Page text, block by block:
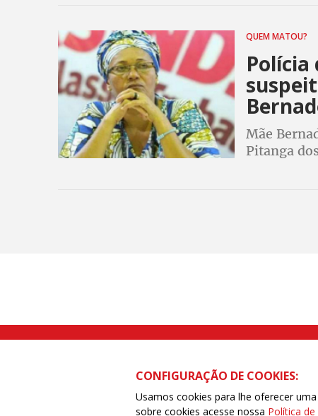
QUEM MATOU?
Polícia
Mãe
Pitanga
Rua Caetano Pinto nº 575 CEP
CONFIGURAÇÃO DE COOKIES:
Usamos cookies para lhe oferecer
sobre cookies acesse nossa Política de